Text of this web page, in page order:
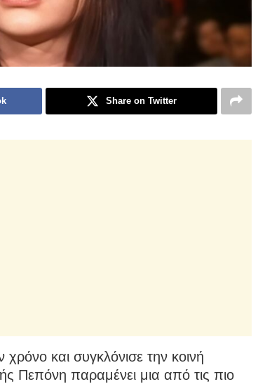
Share on Twitter
και συγκλόνισε την κοινή
Πεπόνη παραμένει μια από τις πιο